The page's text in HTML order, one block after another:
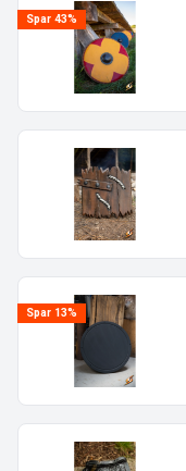
Spar 43%
Spar 13%